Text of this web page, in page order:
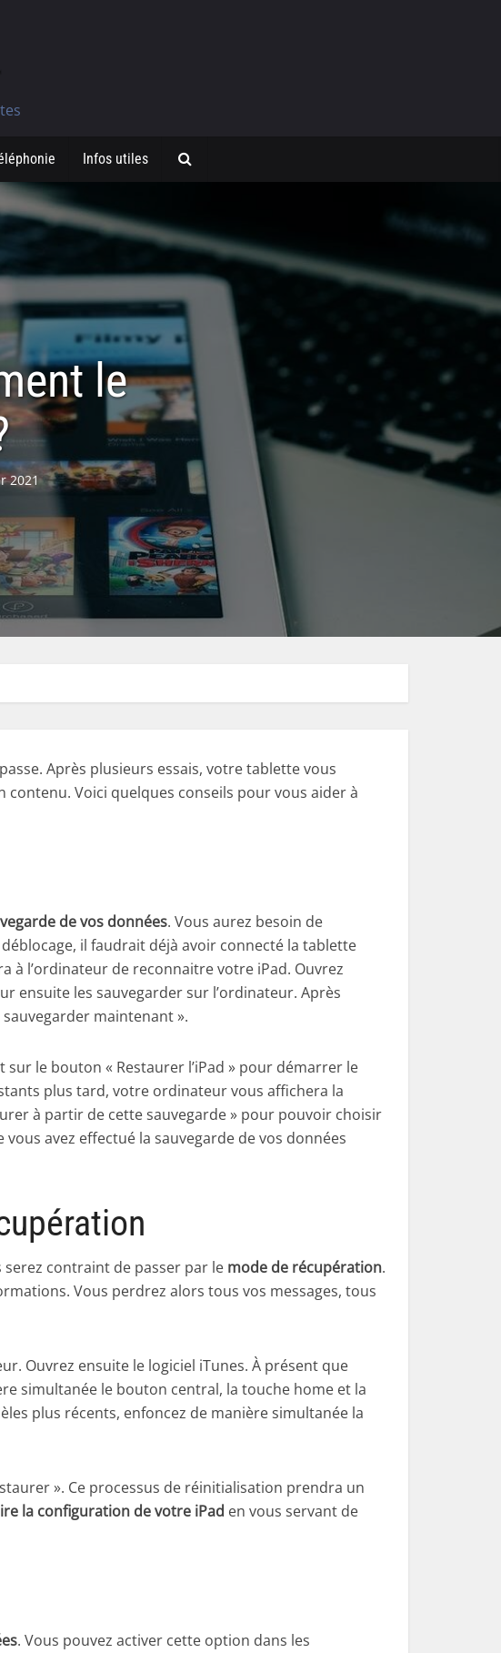
Infos utiles
le
2021
Après plusieurs essais, votre tablette vous
contenu. Voici quelques conseils pour vous aider à
de vos données. Vous aurez besoin de
il faudrait déjà avoir connecté la tablette
à l’ordinateur de reconnaitre votre iPad. Ouvrez
ensuite les sauvegarder sur l’ordinateur. Après
maintenant ».
le bouton « Restaurer l’iPad » pour démarrer le
plus tard, votre ordinateur vous affichera la
à partir de cette sauvegarde » pour pouvoir choisir
avez effectué la sauvegarde de vos données
serez contraint de passer par le mode de récupération.
Vous perdrez alors tous vos messages, tous
Ouvrez ensuite le logiciel iTunes. À présent que
simultanée le bouton central, la touche home et la
plus récents, enfoncez de manière simultanée la
». Ce processus de réinitialisation prendra un
la configuration de votre iPad en vous servant de
. Vous pouvez activer cette option dans les